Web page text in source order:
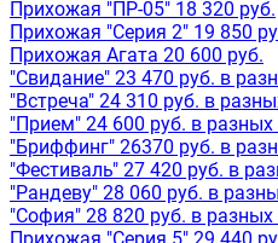
Прихожая "ПР-05" 18 320 руб.
Прихожая "Серия 2" 19 850
Прихожая Агата 20 600 руб.
"Свидание" 23 470 руб. в
"Встреча" 24 310 руб. в
"Прием" 24 600 руб. в разных
"Бриффинг" 26370 руб. в
"Фестиваль" 27 420 руб. в
"Рандеву" 28 060 руб. в
"София" 28 820 руб. в разных